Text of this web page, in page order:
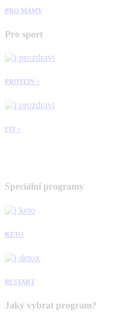
PRO MÁMY
Pro sport
PROTEIN +
FIT +
Speciální programy
KETO
RESTART
Jaký vybrat program?